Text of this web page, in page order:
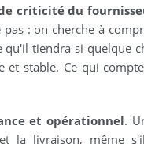
criticité du
: on cherche à
qu'il tiendra si
stable. Ce qui
et opérationnel.
la livraison, même